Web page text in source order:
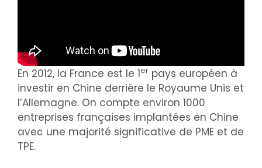
En 2012, la France est le 1er pays européen à
investir en Chine derrière le Royaume Unis et
l’Allemagne. On compte environ 1000
entreprises françaises implantées en Chine
avec une majorité significative de PME et de
TPE.